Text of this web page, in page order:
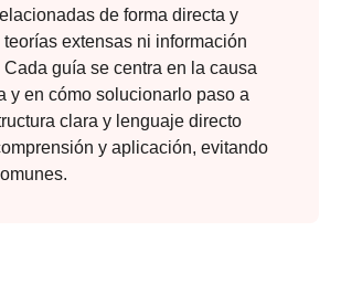
de forma directa y
extensas ni información
guía se centra en la causa
y en cómo solucionarlo paso a
clara y lenguaje directo
y aplicación, evitando